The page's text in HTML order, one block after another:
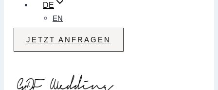
DE
EN
JETZT ANFRAGEN